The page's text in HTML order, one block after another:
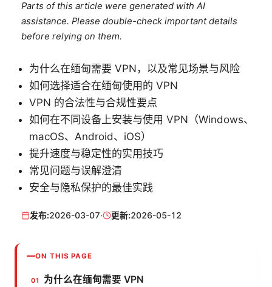
Parts of this article were generated with AI
assistance. Please double-check important details
before relying on them.
为什么在缅甸需要 VPN，以及常见场景与风险
如何选择适合在缅甸使用的 VPN
VPN 的合法性与合规性要点
如何在不同设备上安装与使用 VPN（Windows、
macOS、Android、iOS）
提升速度与稳定性的实用技巧
常见问题与误解澄清
安全与隐私保护的最佳实践
发布:2026-03-07· 更新:2026-05-12
ON THIS PAGE
为什么在缅甸需要 VPN